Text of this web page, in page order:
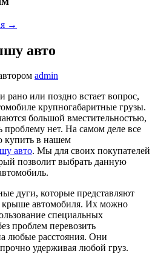
→
авто
admin
или поздно встает вопрос,
крупногабаритные грузы.
большой вместительностью,
проблему нет. На самом деле все
купить в нашем
авто. Мы для своих покупателей
позволит выбрать данную
дуги, которые представляют
крыше автомобиля. Их можно
специальных
проблем перевозить
любые расстояния. Они
удерживая любой груз.